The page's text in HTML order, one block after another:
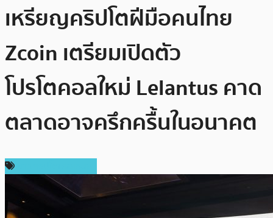
เหรียญคริปโตฝีมือคนไทย
Zcoin เตรียมเปิดตัว
โปรโตคอลใหม่ Lelantus คาด
ตลาดอาจครึกครื้นในอนาคต